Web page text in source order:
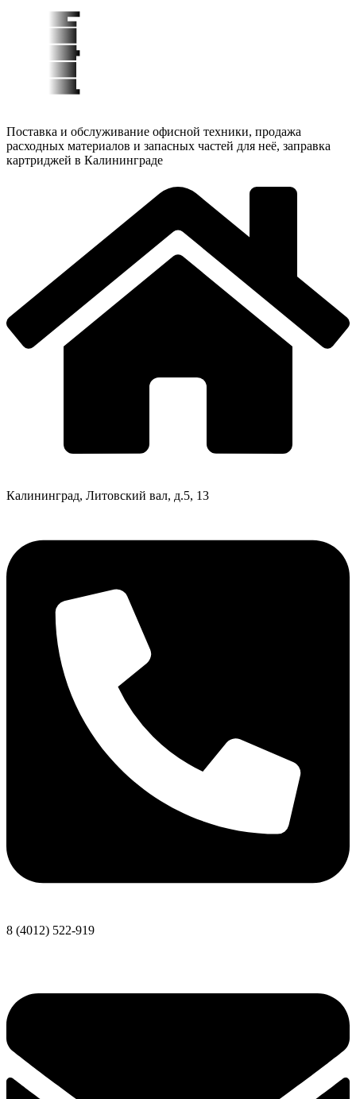
Поставка и обслуживание офисной техники, продажа
расходных материалов и запасных частей для неё, заправка
картриджей в Калининграде
Калининград, Литовский вал, д.5, 13
8 (4012) 522-919